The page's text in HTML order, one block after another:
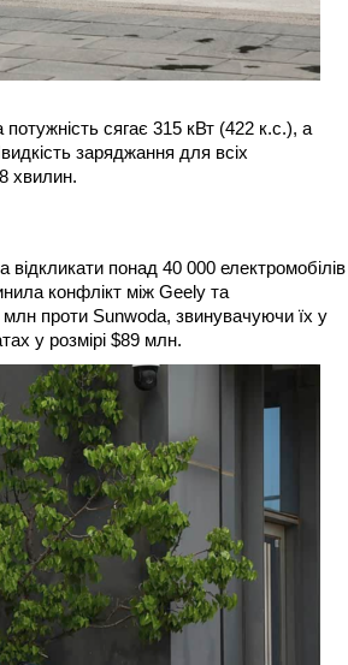
сягає 315 кВт (422 к.с.), а
заряджання для всіх
хвилин.
понад 40 000 електромобілів
конфлікт між Geely та
проти Sunwoda, звинувачуючи їх у
у розмірі $89 млн.